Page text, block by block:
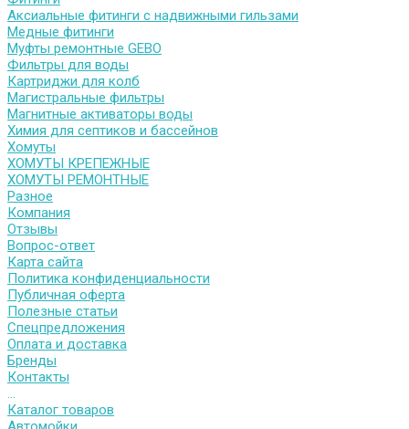
Аксиальные фитинги с надвижными гильзами
Медные фитинги
Муфты ремонтные GEBO
Фильтры для воды
Картриджи для колб
Магистральные фильтры
Магнитные активаторы воды
Химия для септиков и бассейнов
Хомуты
ХОМУТЫ КРЕПЕЖНЫЕ
ХОМУТЫ РЕМОНТНЫЕ
Разное
Компания
Отзывы
Вопрос-ответ
Карта сайта
Политика конфиденциальности
Публичная оферта
Полезные статьи
Спецпредложения
Оплата и доставка
Бренды
Контакты
...
Каталог товаров